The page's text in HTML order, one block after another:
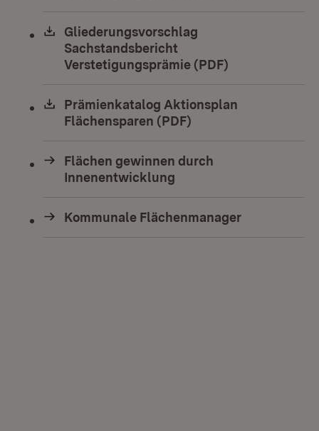
Download:
Gliederungsvorschlag
Sachstandsbericht
Verstetigungsprämie (PDF)
Download:
Prämienkatalog Aktionsplan
Flächensparen (PDF)
Flächen gewinnen durch
Innenentwicklung
Kommunale Flächenmanager